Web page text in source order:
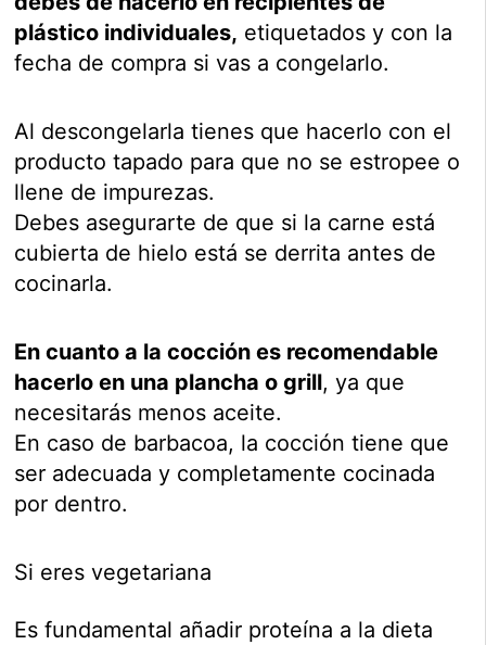
plástico individuales, etiquetados y con la
fecha de compra si vas a congelarlo.
Al descongelarla tienes que hacerlo con el
producto tapado para que no se estropee o
llene de impurezas.
Debes asegurarte de que si la carne está
cubierta de hielo está se derrita antes de
cocinarla.
En cuanto a la cocción es recomendable
hacerlo en una plancha o grill, ya que
necesitarás menos aceite.
En caso de barbacoa, la cocción tiene que
ser adecuada y completamente cocinada
por dentro.
Si eres vegetariana
Es fundamental añadir proteína a la dieta